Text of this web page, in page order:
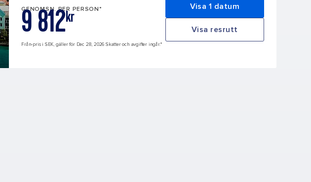
GENOMSN. PER PERSON*
kr
9 812 Visa 1 datum
Visa resrutt
Från-pris i SEK, gäller för Dec 28, 2026 Skatter och avgifter ingår.*